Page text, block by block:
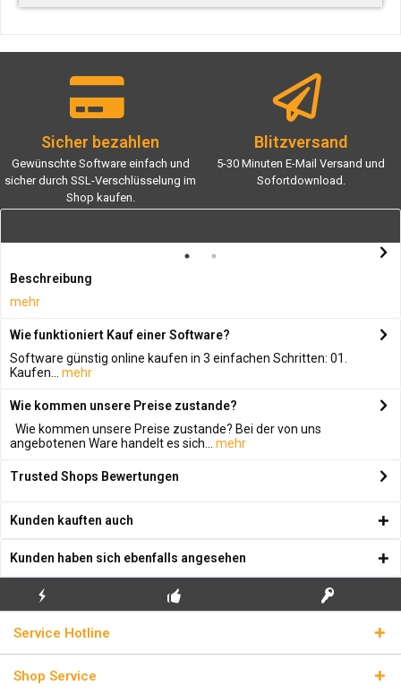
Sicher bezahlen
Gewünschte Software einfach und
sicher durch SSL-Verschlüsselung im
Shop kaufen.
Blitzversand
5-30 Minuten E-Mail Versand und
Sofortdownload.
Beschreibung
mehr
Wie funktioniert Kauf einer Software?
Software günstig online kaufen in 3 einfachen Schritten: 01.
Kaufen...
mehr
Wie kommen unsere Preise zustande?
Wie kommen unsere Preise zustande? Bei der von uns
angebotenen Ware handelt es sich...
mehr
Trusted Shops Bewertungen
Kunden kauften auch
Kunden haben sich ebenfalls angesehen
BLITZVERSAND
LIZENZSCHLÜSSEL
Service Hotline
Shop Service